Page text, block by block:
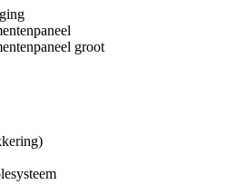
groot